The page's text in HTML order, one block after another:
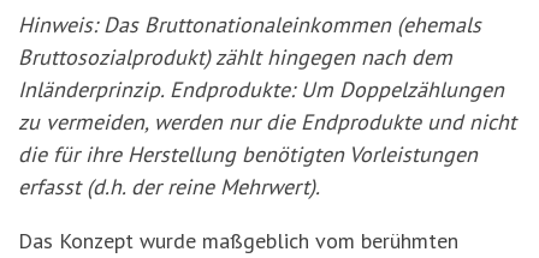
Hinweis: Das Bruttonationaleinkommen (ehemals
Bruttosozialprodukt) zählt hingegen nach dem
Inländerprinzip. Endprodukte: Um Doppelzählungen
zu vermeiden, werden nur die Endprodukte und nicht
die für ihre Herstellung benötigten Vorleistungen
erfasst (d.h. der reine Mehrwert).
Das Konzept wurde maßgeblich vom berühmten